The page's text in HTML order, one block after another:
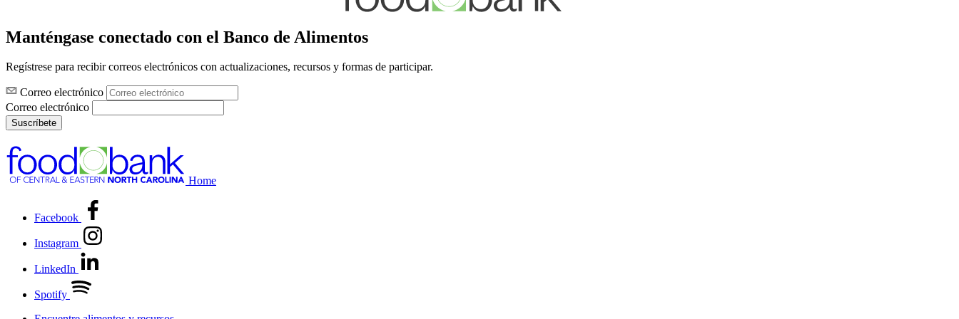
Manténgase conectado con el Banco de Alimentos
Regístrese para recibir correos electrónicos con actualizaciones, recursos y formas de participar.
Correo electrónico
Correo electrónico
Suscríbete
Home
Facebook
Instagram
LinkedIn
Spotify